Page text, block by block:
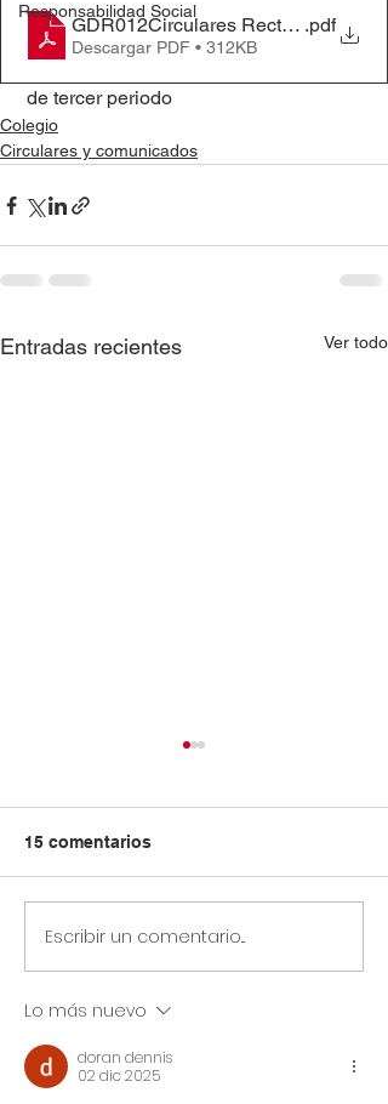
Responsabilidad Social
GDR012Circulares Rectoriales
.pdf
Descargar PDF • 312KB
de tercer periodo
Colegio
Circulares y comunicados
Entradas recientes Ver todo
Circular Rectoral #23:
Horario especial
junio 12 de 2026 por
Asoinca
15 comentarios
Escribir un comentario...
Lo más nuevo
doran dennis
02 dic 2025